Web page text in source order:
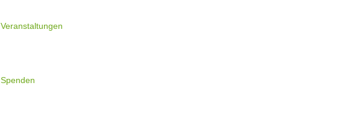
Veranstaltungen
Spenden